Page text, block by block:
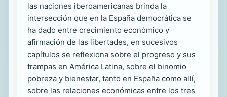
las naciones iberoamericanas brinda la
intersección que en la España democrática se
ha dado entre crecimiento económico y
afirmación de las libertades, en sucesivos
capítulos se reflexiona sobre el progreso y sus
trampas en América Latina, sobre el binomio
pobreza y bienestar, tanto en España como allí,
sobre las relaciones económicas entre los tres